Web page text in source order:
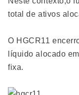
total de ativos
O HGCR11
líquido alocado
fixa.